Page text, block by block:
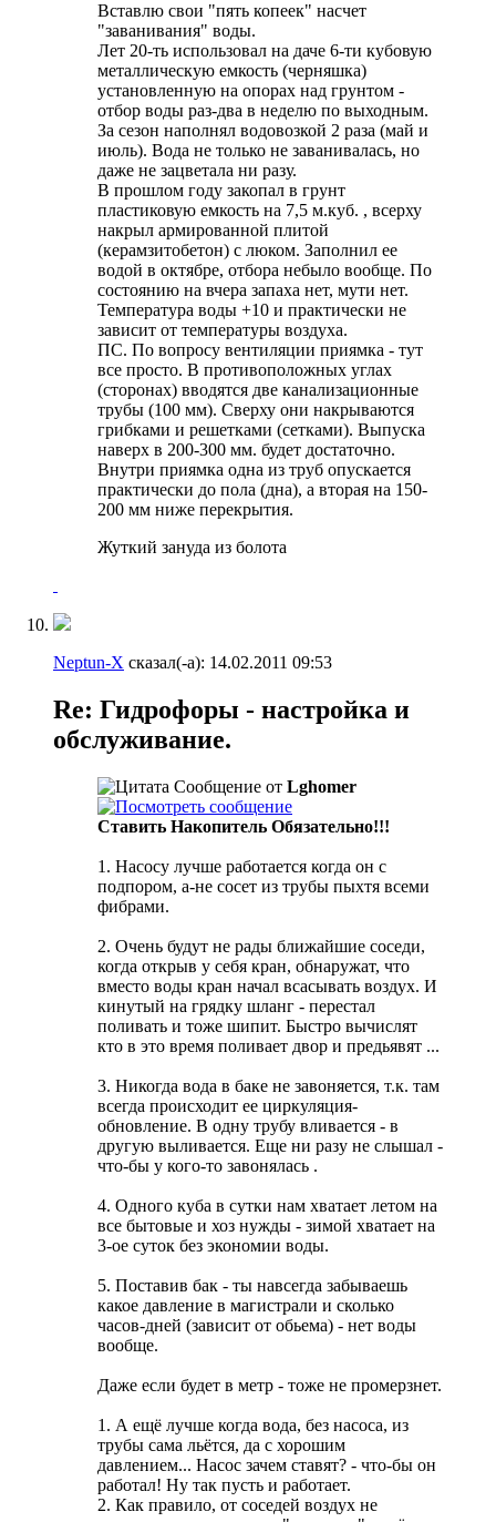
Вставлю свои "пять копеек" насчет
"заванивания" воды.
Лет 20-ть использовал на даче 6-ти кубовую
металлическую емкость (черняшка)
установленную на опорах над грунтом -
отбор воды раз-два в неделю по выходным.
За сезон наполнял водовозкой 2 раза (май и
июль). Вода не только не заванивалась, но
даже не зацветала ни разу.
В прошлом году закопал в грунт
пластиковую емкость на 7,5 м.куб. , всерху
накрыл армированной плитой
(керамзитобетон) с люком. Заполнил ее
водой в октябре, отбора небыло вообще. По
состоянию на вчера запаха нет, мути нет.
Температура воды +10 и практически не
зависит от температуры воздуха.
ПС. По вопросу вентиляции приямка - тут
все просто. В противоположных углах
(сторонах) вводятся две канализационные
трубы (100 мм). Сверху они накрываются
грибками и решетками (сетками). Выпуска
наверх в 200-300 мм. будет достаточно.
Внутри приямка одна из труб опускается
практически до пола (дна), а вторая на 150-
200 мм ниже перекрытия.
Жуткий зануда из болота
Neptun-X сказал(-а): 14.02.2011 09:53
Re: Гидрофоры - настройка и
обслуживание.
Сообщение от Lghomer
Ставить Накопитель Обязательно!!!
1. Насосу лучше работается когда он с
подпором, а-не сосет из трубы пыхтя всеми
фибрами.
2. Очень будут не рады ближайшие соседи,
когда открыв у себя кран, обнаружат, что
вместо воды кран начал всасывать воздух. И
кинутый на грядку шланг - перестал
поливать и тоже шипит. Быстро вычислят
кто в это время поливает двор и предьявят ...
3. Никогда вода в баке не завоняется, т.к. там
всегда происходит ее циркуляция-
обновление. В одну трубу вливается - в
другую выливается. Еще ни разу не слышал -
что-бы у кого-то завонялась .
4. Одного куба в сутки нам хватает летом на
все бытовые и хоз нужды - зимой хватает на
3-ое суток без экономии воды.
5. Поставив бак - ты навсегда забываешь
какое давление в магистрали и сколько
часов-дней (зависит от обьема) - нет воды
вообще.
Даже если будет в метр - тоже не промерзнет.
1. А ещё лучше когда вода, без насоса, из
трубы сама льётся, да с хорошим
давлением... Насос зачем ставят? - что-бы он
работал! Ну так пусть и работает.
2. Как правило, от соседей воздух не